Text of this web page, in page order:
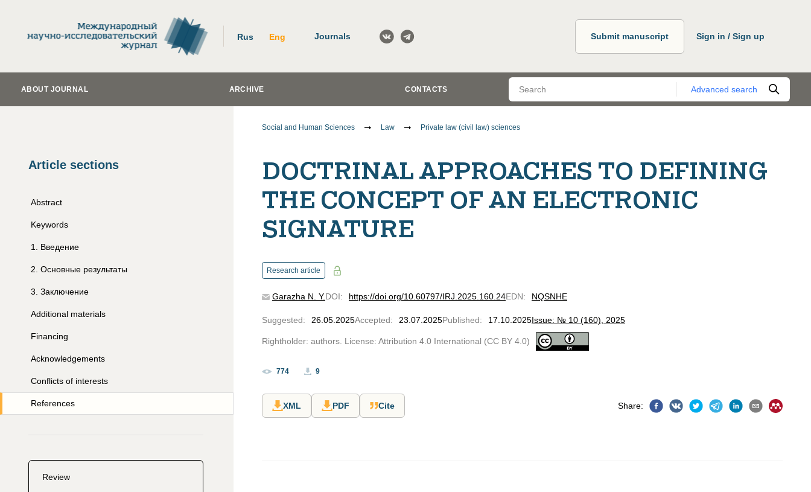
Rus Eng Journals Submit manuscript Sign in / Sign up
ABOUT JOURNAL ARCHIVE CONTACTS Advanced search
Article sections
Abstract
Keywords
1 Введение
2 Основные результаты
3 Заключение
Additional materials
Financing
Acknowledgements
Conflicts of interests
References
Review
Social and Human Sciences Law Private law (civil law) sciences
DOCTRINAL APPROACHES TO DEFINING
THE CONCEPT OF AN ELECTRONIC
SIGNATURE
Research article
Garazha N. Y.DOI: https://doi.org/10.60797/IRJ.2025.160.24EDN: NQSNHE
Suggested: 26.05.2025Accepted: 23.07.2025Published: 17.10.2025Issue: № 10 (160), 2025
Rightholder: authors. License: Attribution 4.0 International (CC BY 4.0)
774 9
XML PDF Cite Share: